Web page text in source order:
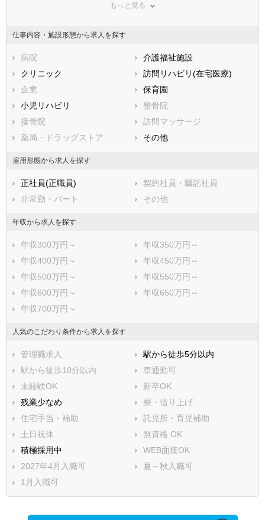
神奈川県
石川県
福井県
静岡県
三重県
滋賀県
大阪府
兵庫県
鳥取県
広島県
徳島県
香川県
愛媛県
鹿児島県
もっと見る
仕事内容・施設形態から求人を探す
病院
介護福祉施設
クリニック
訪問リハビリ(在宅医療)
企業
保育園
小児リハビリ
整骨院
接骨院
訪問マッサージ
薬局・ドラッグストア
その他
雇用形態から求人を探す
正社員(正職員)
契約社員・嘱託社員
非常勤・パート
その他
年収から求人を探す
年収300万円～
年収350万円～
年収400万円～
年収450万円～
年収500万円～
年収550万円～
年収600万円～
年収650万円～
年収700万円～
人気のこだわり条件から求人を探す
管理職求人
駅から徒歩5分以内
駅から徒歩10分以内
車通勤可
未経験OK
新卒OK
残業少なめ
寮・借り上げ
住宅手当・補助
託児所・育児補助
土日祝休
無資格 OK
積極採用中
WEB面接OK
2027年4月入職可
夏～秋入職可
1月入職可